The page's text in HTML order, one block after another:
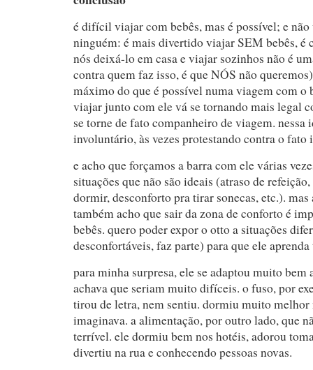
é difícil viajar com bebês, mas é possível; e não
ninguém: é mais divertido viajar SEM bebês, é
nós deixá-lo em casa e viajar sozinhos não é
contra quem faz isso, é que NÓS não
máximo do que é possível numa viagem com o
viajar junto com ele vá se tornando mais legal
se torne de fato companheiro de viagem. nessa
involuntário, às vezes protestando contra o
e acho que forçamos a barra com ele várias
situações que não são ideais (atraso de
dormir, desconforto pra tirar sonecas, etc.).
também acho que sair da zona de conforto é
bebês. quero poder expor o otto a situações
desconfortáveis, faz parte) para que ele aprenda
para minha surpresa, ele se adaptou muito bem
achava que seriam muito difíceis. o fuso, por
tirou de letra, nem sentiu. dormiu muito melhor
imaginava. a alimentação, por outro lado, que
terrível. ele dormiu bem nos hotéis, adorou
divertiu na rua e conhecendo pessoas novas.